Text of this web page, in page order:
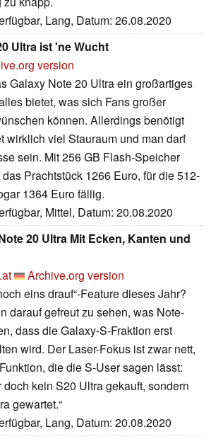
Lang, Datum: 26.08.2020
Ultra ist 'ne Wucht
version
Galaxy Note 20 Ultra ein großartiges
bietet, was sich Fans großer
können. Allerdings benötigt
wirklich viel Stauraum und man darf
sein. Mit 256 GB Flash-Speicher
Prachtstück 1266 Euro, für die 512-
1364 Euro fällig.
Mittel, Datum: 20.08.2020
20 Ultra Mit Ecken, Kanten und
Archive.org version
eins drauf“-Feature dieses Jahr?
darauf gefreut zu sehen, was Note-
dass die Galaxy-S-Fraktion erst
wird. Der Laser-Fokus ist zwar nett,
die die S-User sagen lässt:
doch kein S20 Ultra gekauft, sondern
gewartet.“
Lang, Datum: 20.08.2020